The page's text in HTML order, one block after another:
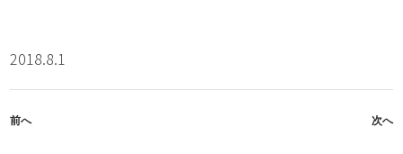
2018.8.1
前へ 次へ